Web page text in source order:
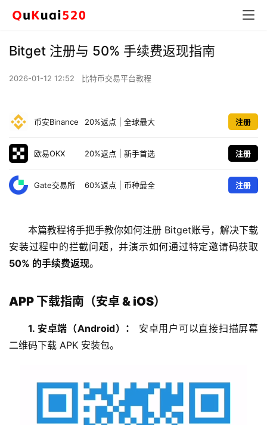
Bitget 注册与 50% 手续费返现指南
2026-01-12 12:52 比特币交易平台教程
币安Binance 20%返点 全球最大 注册
欧易OKX 20%返点 新手首选 注册
Gate交易所 60%返点 币种最全 注册
本篇教程将手把手教你如何注册 Bitget账号，解决下载
50% 的手续费返现。
APP 下载指南（安卓 & iOS）
1. 安卓端（Android）：
安卓用户可以直接扫描屏幕
二维码下载 APK 安装包。